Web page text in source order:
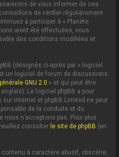
de vous informer de ces
de vérifier régulièrement
à participer à « Planète
aient été effectuées, vous
des conditions modifiées et
(désignés ci-après par « logiciel
un logiciel de forum de discussions
GNU 2.0 » et qui peut être
anglais). Le logiciel phpBB a pour
internet et phpBB Limited ne peut
de la conduite et du
n’acceptons pas. Pour plus
consulter le site de phpBB (en
à caractère abusif, obscène,